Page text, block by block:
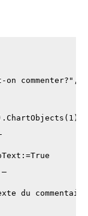
commenter?", _
du